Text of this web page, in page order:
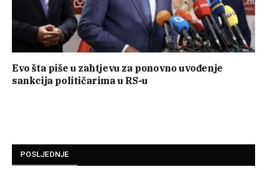
Evo šta piše u zahtjevu za ponovno uvođenje
sankcija političarima u RS-u
POSLJEDNJE